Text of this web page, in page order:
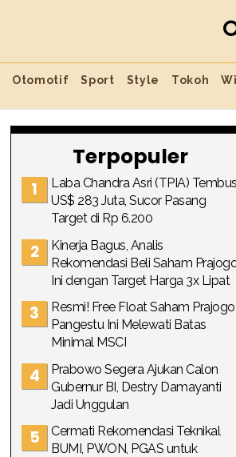
Otomotif Sport Style Tokoh
Terpopuler
Laba Chandra Asri (TPIA) Tembus
US$ 283 Juta, Sucor Pasang
Target di Rp 6.200
Kinerja Bagus, Analis
Rekomendasi Beli Saham
Ini dengan Target Harga 3x Lipat
Resmi! Free Float Saham Prajogo
Pangestu Ini Melewati Batas
Minimal MSCI
Prabowo Segera Ajukan Calon
Gubernur BI, Destry Damayanti
Jadi Unggulan
Cermati Rekomendasi Teknikal
BUMI, PWON, PGAS untuk